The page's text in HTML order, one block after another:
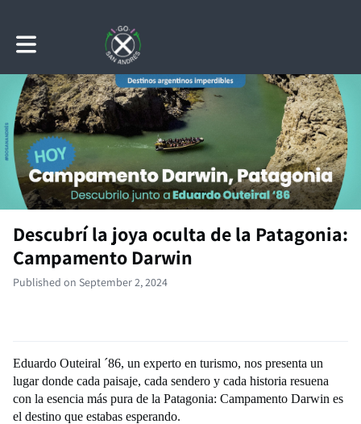
Toggle main navigation
Descubrí la joya oculta de la Patagonia:
Campamento Darwin
Published on September 2, 2024
Eduardo Outeiral ´86, un experto en turismo, nos presenta un
lugar donde cada paisaje, cada sendero y cada historia resuena
con la esencia más pura de la Patagonia: Campamento Darwin es
el destino que estabas esperando.